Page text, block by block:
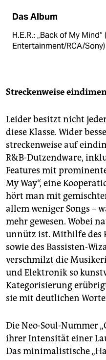
Das Album
H.E.R.: „Back of My Mind“
Entertainment/RCA/Sony)
Streckenweise
Leider besitzt nicht
diese Klasse. Wider
streckenweise auf
R&B-Dutzendware,
Features mit
My Way“, eine
hört man mit
allem weniger Songs –
mehr gewesen. Wobei
unnütz ist. Mithilfe des
sowie des Bassisten-
verschmilzt die
und Elektronik so
Kategorisierung
sie mit deutlichen
Die Neo-Soul-Nummer
ihrer Intensität einer
Das minimalistische